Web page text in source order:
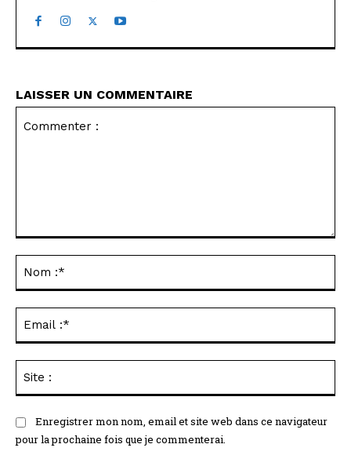
LAISSER UN COMMENTAIRE
Enregistrer mon nom, email et site web dans ce navigateur
pour la prochaine fois que je commenterai.